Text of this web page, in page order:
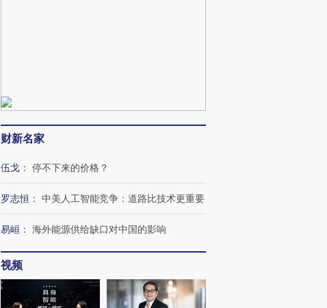
财新名家
伍戈 ： 停不下来的价格？
罗志恒 ： 中美人工智能竞争：道路比技术更重要
易峘 ： 海外能源供给缺口对中国的影响
视频